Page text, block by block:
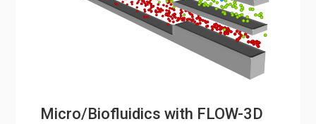
Micro/Biofluidics with FLOW-3D